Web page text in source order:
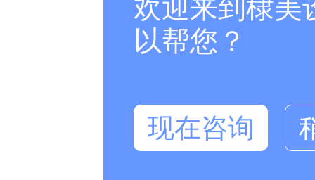
欢迎来到棣美
以帮您？
现在咨询